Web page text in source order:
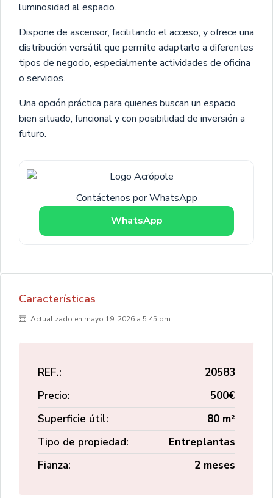
luminosidad al espacio.
Dispone de ascensor, facilitando el acceso, y ofrece una
distribución versátil que permite adaptarlo a diferentes
tipos de negocio, especialmente actividades de oficina
o servicios.
Una opción práctica para quienes buscan un espacio
bien situado, funcional y con posibilidad de inversión a
futuro.
Contáctenos por WhatsApp
WhatsApp
Características
Actualizado en mayo 19, 2026 a 5:45 pm
REF.:
20583
Precio:
500€
Superficie útil:
80 m²
Tipo de propiedad:
Entreplantas
Fianza:
2 meses